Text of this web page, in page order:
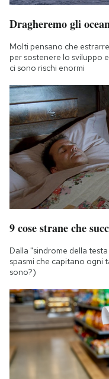
Dragheremo gli
Molti pensano che
per sostenere lo sviluppo
ci sono rischi enormi
9 cose strane che
Dalla "sindrome della
spasmi che capitano ogni
sono?)